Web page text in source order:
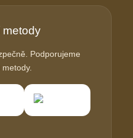
metody
Podporujeme